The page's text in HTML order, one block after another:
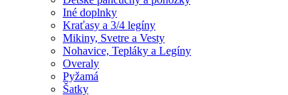
Iné doplnky
Kraťasy a 3/4 legíny
Mikiny, Svetre a Vesty
Nohavice, Tepláky a Legíny
Overaly
Pyžamá
Šatky